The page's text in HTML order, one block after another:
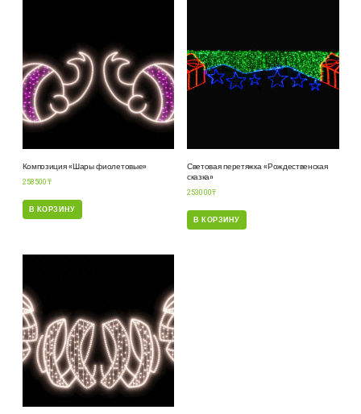
Композиция «Шары фиолетовые»
258500 ₸
В КОРЗИНУ
Световая перетяжка «Рождественская
сказка»
253000₸
В КОРЗИНУ